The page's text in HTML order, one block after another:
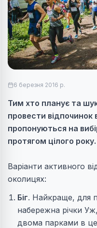
6 березня 2016 р.
Тим хто планує та
провести відпочинок
пропонуються на
протягом цілого року.
Варіанти активного
околицях:
Біг. Найкраще, для
набережна річки
двома парками в